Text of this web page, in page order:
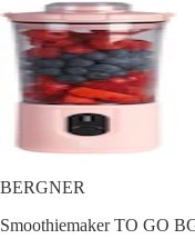
BERGNER
Smoothiemaker TO GO